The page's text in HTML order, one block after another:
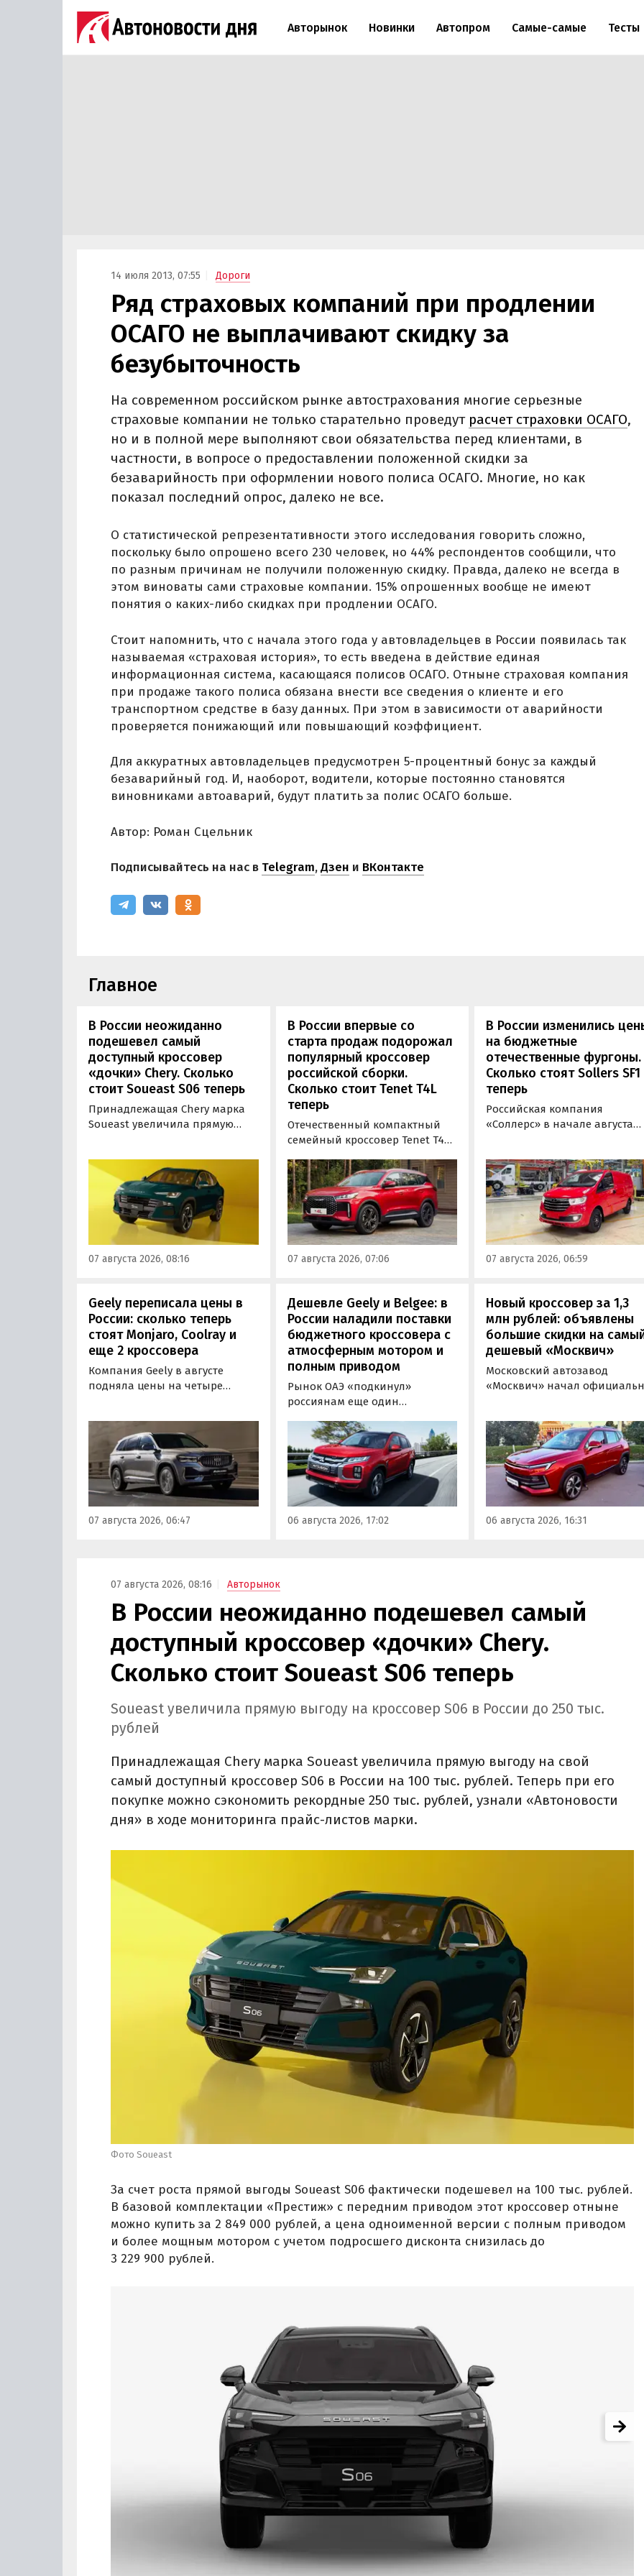
Авторынок Новинки Автопром Самые-самые Тесты
14 июля 2013, 07:55 Дороги
Ряд страховых компаний при продлении
ОСАГО не выплачивают скидку за
безубыточность
На современном российском рынке автострахования многие серьезные
страховые компании не только старательно проведут расчет страховки ОСАГО,
но и в полной мере выполняют свои обязательства перед клиентами, в
частности, в вопросе о предоставлении положенной скидки за
безаварийность при оформлении нового полиса ОСАГО. Многие, но как
показал последний опрос, далеко не все.
О статистической репрезентативности этого исследования говорить сложно,
поскольку было опрошено всего 230 человек, но 44% респондентов сообщили, что
по разным причинам не получили положенную скидку. Правда, далеко не всегда в
этом виноваты сами страховые компании. 15% опрошенных вообще не имеют
понятия о каких-либо скидках при продлении ОСАГО.
Стоит напомнить, что с начала этого года у автовладельцев в России появилась так
называемая «страховая история», то есть введена в действие единая
информационная система, касающаяся полисов ОСАГО. Отныне страховая компания
при продаже такого полиса обязана внести все сведения о клиенте и его
транспортном средстве в базу данных. При этом в зависимости от аварийности
проверяется понижающий или повышающий коэффициент.
Для аккуратных автовладельцев предусмотрен 5-процентный бонус за каждый
безаварийный год. И, наоборот, водители, которые постоянно становятся
виновниками автоаварий, будут платить за полис ОСАГО больше.
Автор: Роман Сцельник
Подписывайтесь на нас в Telegram,Дзен и ВКонтакте
Главное
В России неожиданно
подешевел самый
доступный кроссовер
«дочки» Chery. Сколько
стоит Soueast S06 теперь
Принадлежащая Chery марка
Soueast увеличила прямую
России на 100 тыс. рублей.
Теперь при его покупке можно
сэкономить рекордные 250 тыс.
рублей, узнали «Автоновости
дня» в ходе мониторинга
прайс-листов марки.
07 августа 2026, 08:16
В России впервые со
старта продаж подорожал
популярный кроссовер
российской сборки.
Сколько стоит Tenet T4L
теперь
Отечественный компактный
семейный кроссовер Tenet T4L
На эту сумму выросла цена его
базовой комплектации, в то
время как стоимость топовой
версии осталась неизменной,
выяснили «Автоновости дня» в
ходе мониторинга прайс-
листов Tenet.
07 августа 2026, 07:06
В России изменились
на бюджетные
отечественные фургоны.
Сколько стоят Sollers SF1
теперь
Российская компания
«Соллерс» в начале августа
грузопассажирский фургоны
Sollers SF1 на 100 тыс. рублей
(+3,9-4,7%). Об этом
«Автоновости дня» узнали в
ходе регулярного
прайс-листов марки Sollers.
07 августа 2026, 06:59
Geely переписала цены в
России: сколько теперь
стоят Monjaro, Coolray и
еще 2 кроссовера
Компания Geely в августе
подняла цены на четыре
одной из версий, семиместный
Okavango, а также компактные
Coolray и Cityray во всех
комплектациях подорожали на
7-50 тыс. рублей, выяснили
«Автоновости дня» в ходе
мониторинга прайс-листов
07 августа 2026, 06:47
Дешевле Geely и Belgee: в
России наладили поставки
бюджетного кроссовера с
атмосферным мотором и
полным приводом
Рынок ОАЭ «подкинул»
россиянам еще один
продавался в России
официально. Речь о Mitsubishi
ASX: у дилеров в Эмиратах он
стоит примерно от 1 600 000
рублей по текущему курсу, а у
нас с учетом всех расходов
цены на него стартуют от 2 251
06 августа 2026, 17:02
Новый кроссовер за 1,3
млн рублей: объявлены
большие скидки на
дешевый «Москвич»
Московский автозавод
«Москвич» начал
прямой выгодой в размере
тыс. рублей. Получить такую
скидку можно при покупке
нового автомобиля 2025 или
2026 года выпуска в период
по 31 августа, сообщили в
пресс-службе компании.
06 августа 2026, 16:31
07 августа 2026, 08:16 Авторынок
В России неожиданно подешевел самый
доступный кроссовер «дочки» Chery.
Сколько стоит Soueast S06 теперь
Soueast увеличила прямую выгоду на кроссовер S06 в России до 250 тыс.
рублей
Принадлежащая Chery марка Soueast увеличила прямую выгоду на свой
самый доступный кроссовер S06 в России на 100 тыс. рублей. Теперь при его
покупке можно сэкономить рекордные 250 тыс. рублей, узнали «Автоновости
дня» в ходе мониторинга прайс-листов марки.
Фото Soueast
За счет роста прямой выгоды Soueast S06 фактически подешевел на 100 тыс. рублей.
В базовой комплектации «Престиж» с передним приводом этот кроссовер отныне
можно купить за 2 849 000 рублей, а цена одноименной версии с полным приводом
и более мощным мотором с учетом подросшего дисконта снизилась до
3 229 900 рублей.